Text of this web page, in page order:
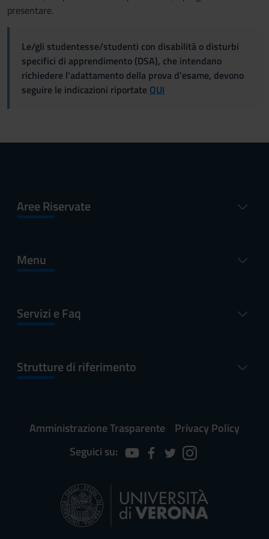
presentare.
Le/gli studentesse/studenti con disabilità o disturbi
specifici di apprendimento (DSA), che intendano
richiedere l'adattamento della prova d'esame, devono
seguire le indicazioni riportate QUI
Aree Riservate
Menu
Servizi e Faq
Strutture di riferimento
Amministrazione Trasparente
Privacy Policy
Seguici su: